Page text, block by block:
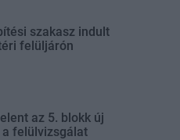
szakasz indult
felüljárón
az 5. blokk új
felülvizsgálat